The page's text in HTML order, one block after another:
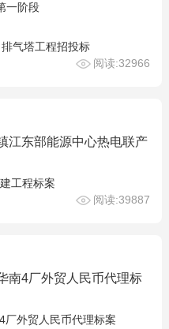
一阶段
气塔工程招投标
阅读:32966
江东部能源中心热电联产
工程标案
阅读:39887
南4厂外贸人民币代理标
外贸人民币代理标案